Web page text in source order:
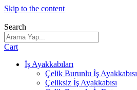
Skip to the content
Search
Cart
İş Ayakkabıları
Çelik Burunlu İş Ayakkabısı
Çeliksiz İş Ayakkabısı